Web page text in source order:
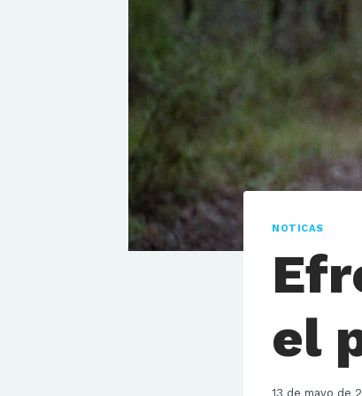
NOTICAS
el
13 de mayo de